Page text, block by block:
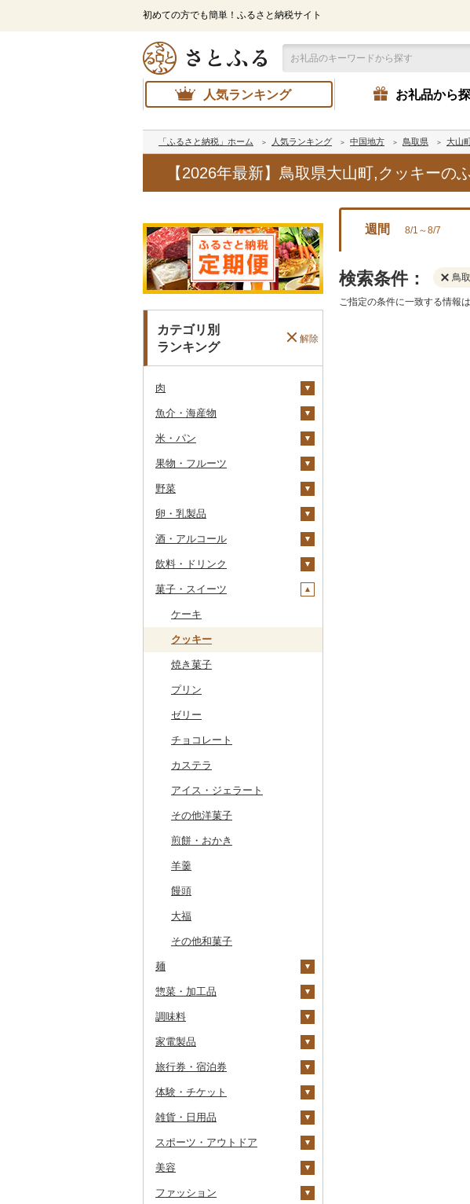
初めての方でも簡単！ふるさと納税サイト
人気ランキング お礼品から
「ふるさと納税」ホーム 人気ランキング 中国地方 鳥取県 大山
【2026年最新】鳥取県大山町,クッキーの
カテゴリ別
ランキング
解除
肉
牛肉（精肉）
ステーキ
すき焼き
焼肉
牛タン
和牛
黒毛和牛
白老牛
仙台牛
米沢牛
山形牛
常陸牛
上州牛
飛騨牛
近江牛
神戸牛・神戸ビーフ
但馬牛
土佐あかうし
佐賀牛
長崎和牛
あか牛
その他牛肉（精肉）
牛肉（加工品）
ハンバーグ
ローストビーフ
ビーフジャーキー
その他牛肉（加工品）
豚肉（精肉）
すき焼き
しゃぶしゃぶ
焼肉
アグー豚
その他豚肉（精肉）
豚肉（加工品）
ハンバーグ
もつ鍋
ハム
ソーセージ・ウインナ
ベーコン・サラミ
その他豚肉（加工品）
鶏肉
鶏肉（精肉）
ハム・ソーセージ
唐揚げ
中津からあげ
水炊き
地鶏
赤鶏さつま
その他鶏肉
鹿肉
馬肉
羊肉・ラム肉（ジンギス
鴨肉
猪肉
魚介・海産物
カニ
ズワイガニ
毛ガニ
かにしゃぶ
その他カニ
エビ
ボタンエビ
伊勢海老
その他エビ
いくら
うに
明太子・たらこ
明太子
たらこ
その他魚卵
数の子
からすみ
キャビア
その他魚卵
貝
帆立（ホタテ）
鮑（アワビ）
牡蠣（カキ）
あさり
しじみ
サザエ
はまぐり
その他貝
うなぎ
鮮魚
鮭・サーモン
マグロ
イワシ
カツオ
金目鯛
クエ
くじら
サバ
さんま
鯛
のどぐろ
ふぐ
ほっけ
その他鮮魚
イカ・タコ
イカ
タコ
海苔・海藻
海苔
わかめ
ひじき
その他海苔・海藻
干物
ししゃも
その他干物
その他魚介・加工品
しらす・ちりめん
かまぼこ・練り製品
その他魚介・加工品
米・パン
米
無洗米
玄米
金芽米
ゆめぴりか
つや姫
コシヒカリ
はえぬき
さがびより
あきたこまち
ひとめぼれ
ミルキークィーン
ななつぼし
その他米
雑穀
餅
その他穀物加工品
パン
果物・フルーツ
ぶどう・マスカット
巨峰
ナガノパープル
ピオーネ
デラウェア
シャインマスカット
その他ぶどう・マスカ
ット
いちご
りんご
もも
メロン
さくらんぼ
梨
和梨
洋梨・ラフランス
マンゴー
みかん・柑橘
みかん
レモン
不知火・デコポン
せとか
文旦
まどんな
ポンカン
その他柑橘
すいか
キウイ
柿（カキ）
ドライフルーツ
干し柿
干し芋
その他ドライフルーツ
その他果物
びわ
ブルーベリー
パイナップル
栗
その他果物
野菜
いも
じゃがいも
さつまいも
その他いも
トマト
フルーツトマト
ミニトマト
その他トマト
玉ねぎ
ねぎ
とうもろこし
根菜
人参
大根
自然薯
レンコン
にんにく・生姜
その他根菜
アスパラガス
豆
きのこ
しいたけ
松茸
その他きのこ
その他野菜
山菜
かぼちゃ
茄子
レタス
その他野菜
卵・乳製品
卵
チーズ
ヨーグルト
牛乳
バター
その他乳製品
酒・アルコール
ビール・発泡酒
ビール
発泡酒
地ビール・クラフトビ
ール
日本酒
純米大吟醸
純米吟醸
大吟醸
吟醸
その他日本酒
焼酎
芋焼酎
麦焼酎
米焼酎
黒糖焼酎
その他焼酎
梅酒
泡盛
ワイン
白ワイン
赤ワイン
シャンパン・スパーク
ウイスキー
リキュール・洋酒
甘酒
ノンアルコール
その他酒
飲料・ドリンク
水・ミネラルウォーター
コーヒー・コーヒー豆
飲料
コーヒー豆
粉
ドリップ
茶
飲料
茶葉・ティーバッグ
静岡茶
足柄茶
知覧茶
八女茶
その他茶
果汁飲料
りんごジュース
みかんジュース（オレ
紅茶
飲料
茶葉・ティーバッグ
その他飲料・ジュース
野菜ジュース
炭酸飲料
豆乳
その他飲料・ジュース
菓子・スイーツ
ケーキ
クッキー
焼き菓子
プリン
ゼリー
チョコレート
カステラ
アイス・ジェラート
その他洋菓子
煎餅・おかき
羊羹
饅頭
大福
その他和菓子
麺
ラーメン
うどん
そば
パスタ
ひやむぎ
そうめん
その他麺
惣菜・加工品
惣菜
餃子
シュウマイ
コロッケ
その他惣菜
カレー・シチュー
カレー
シチュー
鍋
肉
魚
その他鍋
ピザ
レトルト
スープ
豆腐・納豆
豆腐
漬物
調味料
砂糖
塩
醤油
味噌
酢
だし
食用油
家電製品
季節・空調家電
キッチン家電
照明器具
パソコン・周辺機器
TV・オーディオ・カメラ
美容・健康家電
旅行券・宿泊券
旅行券
JTBふるさと旅行クー
その他旅行券
宿泊券
体験・チケット
PayPay商品券
食事券
温泉・サウナ・スパ利用
雑貨・日用品
家具・インテリア
机・テーブル
寝具
布団
タオル
スポーツ・アウトドア
ゴルフ
ゴルフボール
釣り
美容
スキンケア
ファッション
週間 8/1～8/7
検索条件： 鳥
ご指定の条件に一致する情報